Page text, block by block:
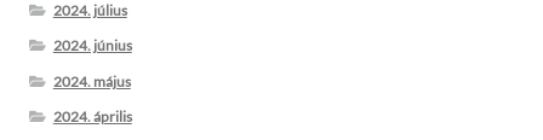
2024. július
2024. június
2024. május
2024. április